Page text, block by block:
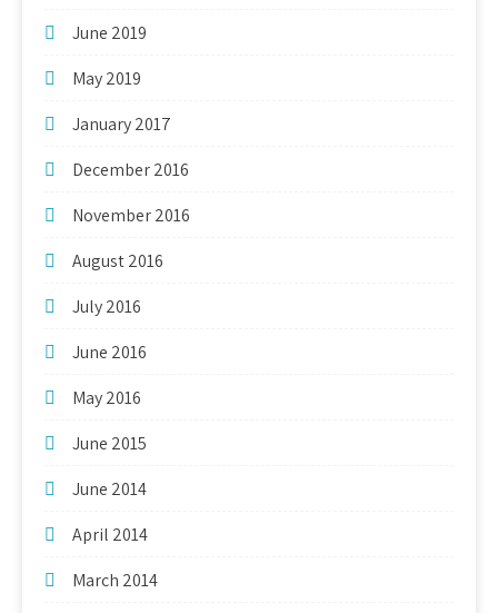
June 2019
May 2019
January 2017
December 2016
November 2016
August 2016
July 2016
June 2016
May 2016
June 2015
June 2014
April 2014
March 2014